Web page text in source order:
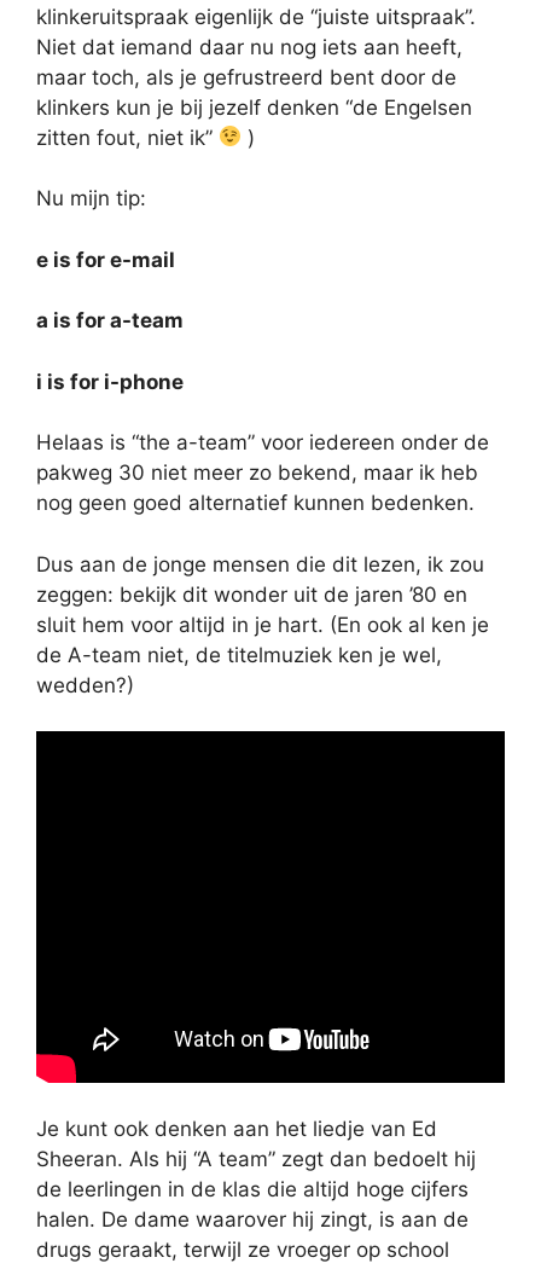
klinkeruitspraak eigenlijk de “juiste uitspraak”.
Niet dat iemand daar nu nog iets aan heeft,
maar toch, als je gefrustreerd bent door de
klinkers kun je bij jezelf denken “de Engelsen
zitten fout, niet ik”
)
Nu mijn tip:
e is for e-mail
a is for a-team
i is for i-phone
Helaas is “the a-team” voor iedereen onder de
pakweg 30 niet meer zo bekend, maar ik heb
nog geen goed alternatief kunnen bedenken.
Dus aan de jonge mensen die dit lezen, ik zou
zeggen: bekijk dit wonder uit de jaren ’80 en
sluit hem voor altijd in je hart. (En ook al ken je
de A-team niet, de titelmuziek ken je wel,
wedden?)
Je kunt ook denken aan het liedje van Ed
Sheeran. Als hij “A team” zegt dan bedoelt hij
de leerlingen in de klas die altijd hoge cijfers
halen. De dame waarover hij zingt, is aan de
drugs geraakt, terwijl ze vroeger op school